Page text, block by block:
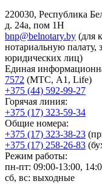
220030, Республика
д. 24а, пом 1Н
bnp@belnotary.by (для
нотариальную
юридических лиц)
Единая
7572 (МТС, A1, Life)
+375 (44) 592-99-27
Горячая линия:
+375 (17) 323-59-34
Общие номера:
+375 (17) 323-38-23
+375 (17) 258-26-83
Режим работы:
пн-пт: 09:00-13:00,
сб, вс: выходные